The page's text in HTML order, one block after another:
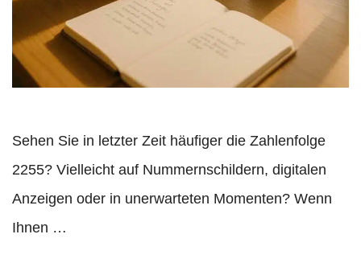
Sehen Sie in letzter Zeit häufiger die Zahlenfolge
2255? Vielleicht auf Nummernschildern, digitalen
Anzeigen oder in unerwarteten Momenten? Wenn
Ihnen …